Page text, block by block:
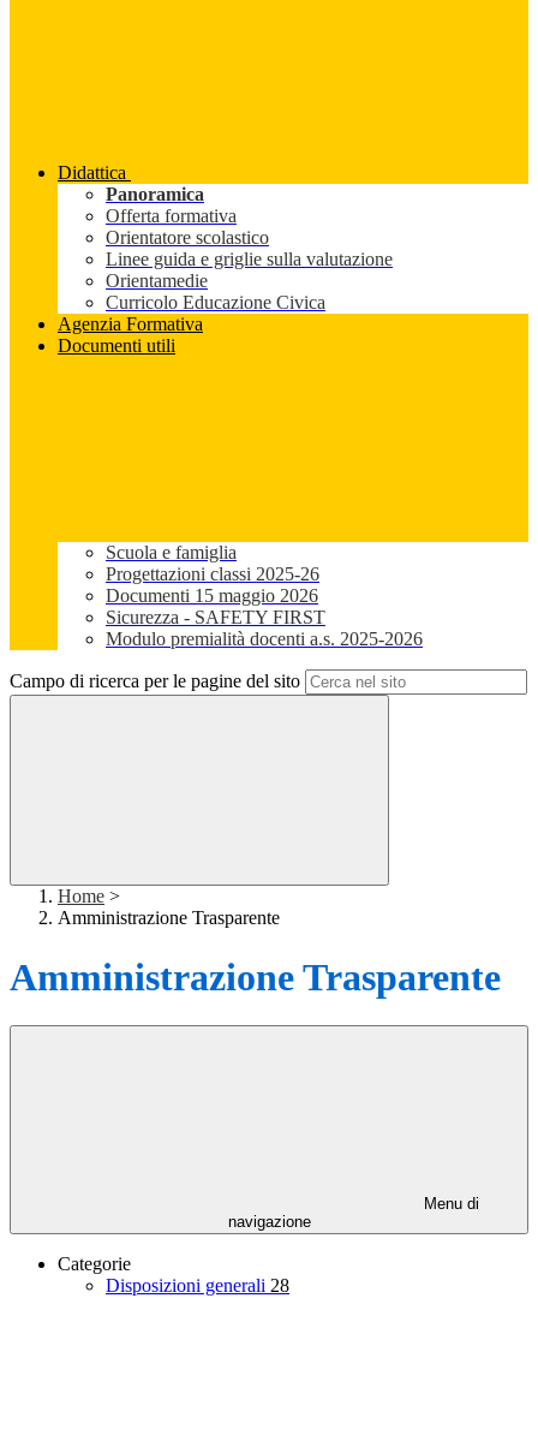
Didattica
Panoramica
Offerta formativa
Orientatore scolastico
Linee guida e griglie sulla valutazione
Orientamedie
Curricolo Educazione Civica
Agenzia Formativa
Documenti utili
Scuola e famiglia
Progettazioni classi 2025-26
Documenti 15 maggio 2026
Sicurezza - SAFETY FIRST
Modulo premialità docenti a.s. 2025-2026
Campo di ricerca per le pagine del sito
Home >
Amministrazione Trasparente
Amministrazione Trasparente
Menu di
navigazione
Categorie
Disposizioni generali 28